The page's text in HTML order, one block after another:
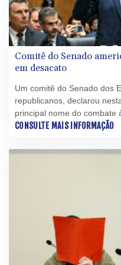
Comitê do Senado
em desacato
Um comitê do Senado dos
republicanos, declarou
principal nome do combate
por ter se recusado a
CONSULTE MAIS INFORMAÇÃO